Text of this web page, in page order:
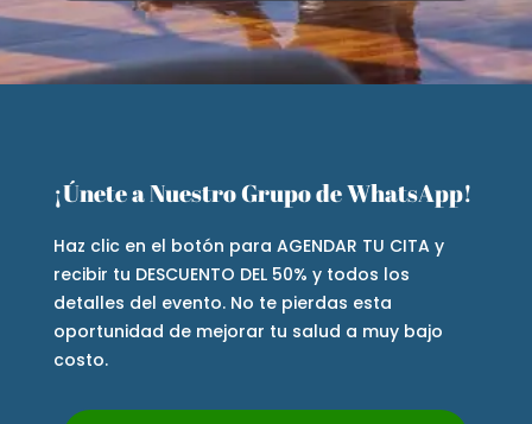
¡Únete a Nuestro Grupo de WhatsApp!
Haz clic en el botón para AGENDAR TU CITA y
recibir tu DESCUENTO DEL 50% y todos los
detalles del evento. No te pierdas esta
oportunidad de mejorar tu salud a muy bajo
costo.